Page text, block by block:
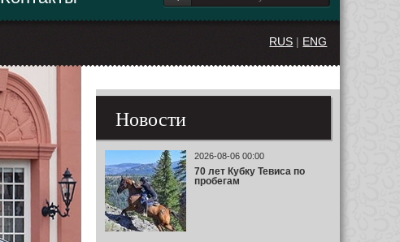
RUS | ENG
Новости
2026-08-06 00:00
70 лет Кубку Тевиса по
пробегам